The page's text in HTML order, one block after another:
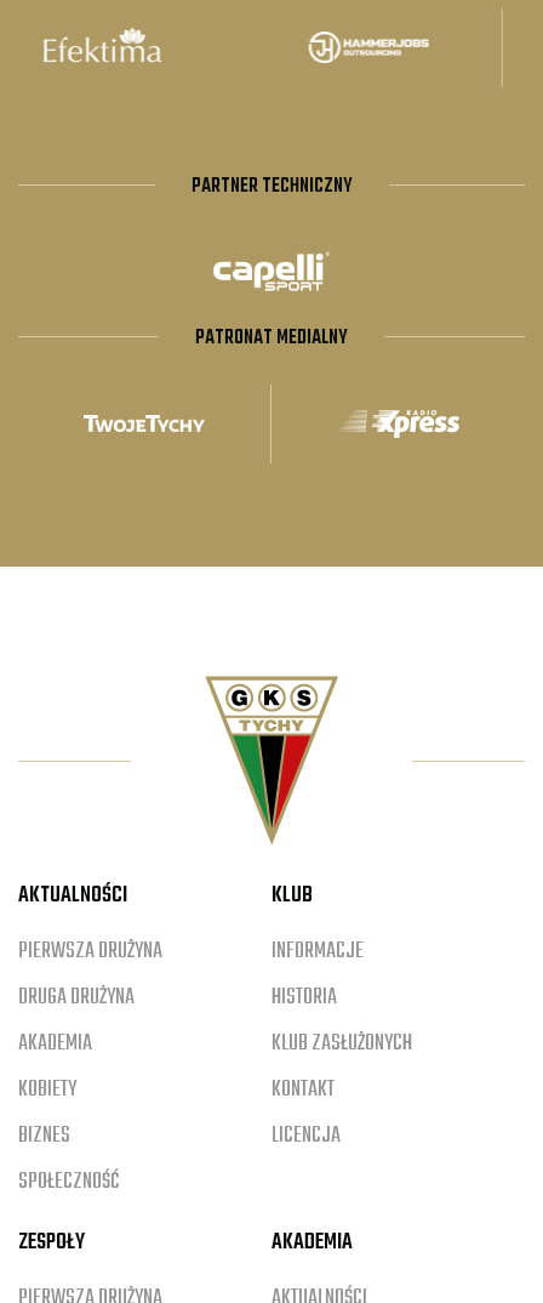
PARTNER TECHNICZNY
PATRONAT MEDIALNY
AKTUALNOŚCI
PIERWSZA DRUŻYNA
DRUGA DRUŻYNA
AKADEMIA
KOBIETY
BIZNES
SPOŁECZNOŚĆ
KLUB
INFORMACJE
HISTORIA
KLUB ZASŁUŻONYCH
KONTAKT
LICENCJA
ZESPOŁY
AKADEMIA